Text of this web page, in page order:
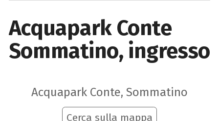
Acquapark Conte
Sommatino, ingresso
Acquapark Conte, Sommatino
Cerca sulla mappa